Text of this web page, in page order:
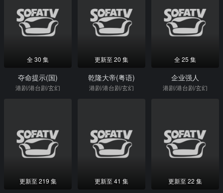
全 30 集
夺命提示(国)
港剧/港台剧/玄幻
更新至 20 集
乾隆大帝(粤语)
港剧/港台剧/玄幻
全 25 集
企业强人
港剧/港台剧/玄幻
更新至 219 集 更新至 41 集 更新至 22 集